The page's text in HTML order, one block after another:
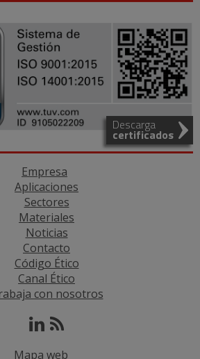
Descarga
certificados
Empresa
Aplicaciones
Sectores
Materiales
Noticias
Contacto
Código Ético
Canal Ético
con nosotros
Mapa web